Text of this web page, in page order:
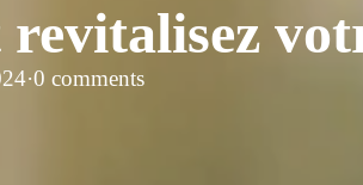
·0 comments